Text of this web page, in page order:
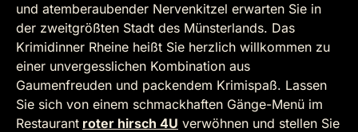
und atemberaubender Nervenkitzel erwarten Sie in
der zweitgrößten Stadt des Münsterlands. Das
Krimidinner Rheine heißt Sie herzlich willkommen zu
einer unvergesslichen Kombination aus
Gaumenfreuden und packendem Krimispaß. Lassen
Sie sich von einem schmackhaften Gänge-Menü im
Restaurant roter hirsch 4U verwöhnen und stellen Sie